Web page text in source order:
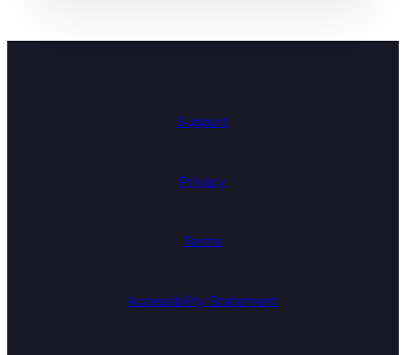
Support
Privacy
Terms
Accessibility Statement